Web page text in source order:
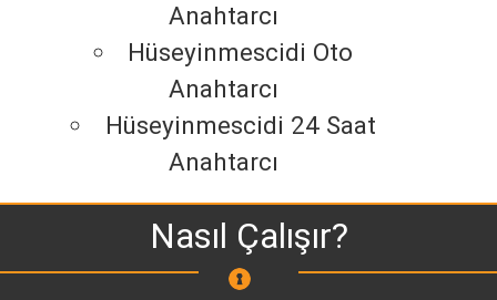
Anahtarcı
Hüseyinmescidi Oto
Anahtarcı
Hüseyinmescidi 24 Saat
Anahtarcı
Nasıl Çalışır?